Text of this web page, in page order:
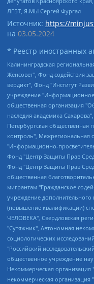
ЛГБТ, Я.МЫ Сергей Фургал
Источник: https://
на 03.05.2024
* Реестр иностранных
Калининградская региональная общественная организация "Экозащита!-Женсовет", Фонд содействия защите прав и свобод граждан "Общественный вердикт", Фонд "Институт Развития Свободы Информации", Частное учреждение "Информационное агентство МЕМО. РУ", Региональная общественная организация "Общественная комиссия по сохранению наследия академика Сахарова", Фонд поддержки свободы прессы, Санкт-Петербургская общественная правозащитная организация "Гражданский контроль", Межрегиональная общественная организация "Информационно-просветительский центр "Мемориал", Региональный Фонд "Центр Защиты Прав Средств Массовой Информации", с 05.12.2023 Фонд "Центр Защиты Прав Средств массовой информации", Региональная общественная благотворительная организация помощи беженцам и мигрантам "Гражданское содействие", Негосударственное образовательное учреждение дополнительного профессионального образования (повышение квалификации) специалистов "АКАДЕМИЯ ПО ПРАВАМ ЧЕЛОВЕКА", Свердловская региональная общественная организация "Сутяжник", Автономная некоммерческая организация "Центр независимых социологических исследований", Союз общественных объединений "Российский исследовательский центр по правам человека", Региональное общественное учреждение научно-информационный центр "МЕМОРИАЛ", Некоммерческая организация "Фонд защиты гласности", Автономная некоммерческая организация "Институт прав человека", Городская общественная организация "Екатеринбургское общество "МЕМОРИАЛ", Городская общественная организация "Рязанское историко-просветительское и правозащитное общество "Мемориал" (Рязанский Мемориал), Челябинский региональный орган общественной самодеятельности – женское общественное объединение "Женщины Евразии", Челябинский региональный орган общественной самодеятельности "Уральская правозащитная группа", Фонд содействия защите здоровья и социальной справедливости имени Андрея Рылькова, Автономная Некоммерческая Организация "Аналитический Центр Юрия Левады", Автономная некоммерческая организация социальной поддержки населения "Проект Апрель", Региональная общественная организация помощи женщинам и детям, находящимся в кризисной ситуации "Информационно-методический центр "Анна", Фонд содействия развитию массовых коммуникаций и правовому просвещению "Так-так-Так", Фонд содействия устойчивому развитию "Серебряная тайга", Свердловский региональный общественный фонд социальных проектов "Новое время", "Idel.Реалии", Кавказ.Реалии, Крым.Реалии, Телеканал Настоящее Время, Татаро-башкирская служба Радио Свобода (Azatliq Radiosi), Радио Свободная Европа/Радио Свобода (PCE/PC), "Сибирь.Реалии", "Фактограф", Благотворительный фонд помощи осужденным и их семьям, Автономная некоммерческая организация "Институт глобализации и социальных движений", Фонд "В защиту прав заключенных", Частное учреждение "Центр поддержки и содействия развитию средств массовой информации", Пензенский региональный общественный благотворительный фонд "Гражданский союз", "Север.Реалии", Некоммерческая организация Фонд "Правовая инициатива", Общество с ограниченной ответственностью "Радио Свободная Европа/Радио Свобода", Чешское информационное агентство "MEDIUM-ORIENT", Красноярская региональная общественная организация "Мы против СПИДа", Камалягин Денис Николаевич, Маркелов Сергей Евгеньевич, Пономарев Лев Александрович, Савицкая Людмила Алексеевна, Автономная некоммерческая организация "Центр по работе с проблемой насилия "НАСИЛИЮ.НЕТ", Межрегиональный профессиональный союз работников здравоохранения "Альянс врачей", Юридическое лицо, зарегистрированное в Латвийской Республике, SIA "Medusa Project" (регистрационный номер 40103797863, дата регистрации 10.06.2014), Некоммерческая организация "Фонд по борьбе с коррупцией", Автономная некоммерческая организация "Институт права и публичной политики", Баданин Роман Сергеевич, Гликин Максим Александрович, Железнова Мария Михайловна, Лукьянова Юлия Сергеевна, Маетная Елизавета Витальевна, Маняхин Петр Борисович, Чуракова Ольга Владимировна, Ярош Юлия Петровна, Юридическое лицо "The Insider SIA", зарегистрированное в Риге, Латвийская Республика (дата